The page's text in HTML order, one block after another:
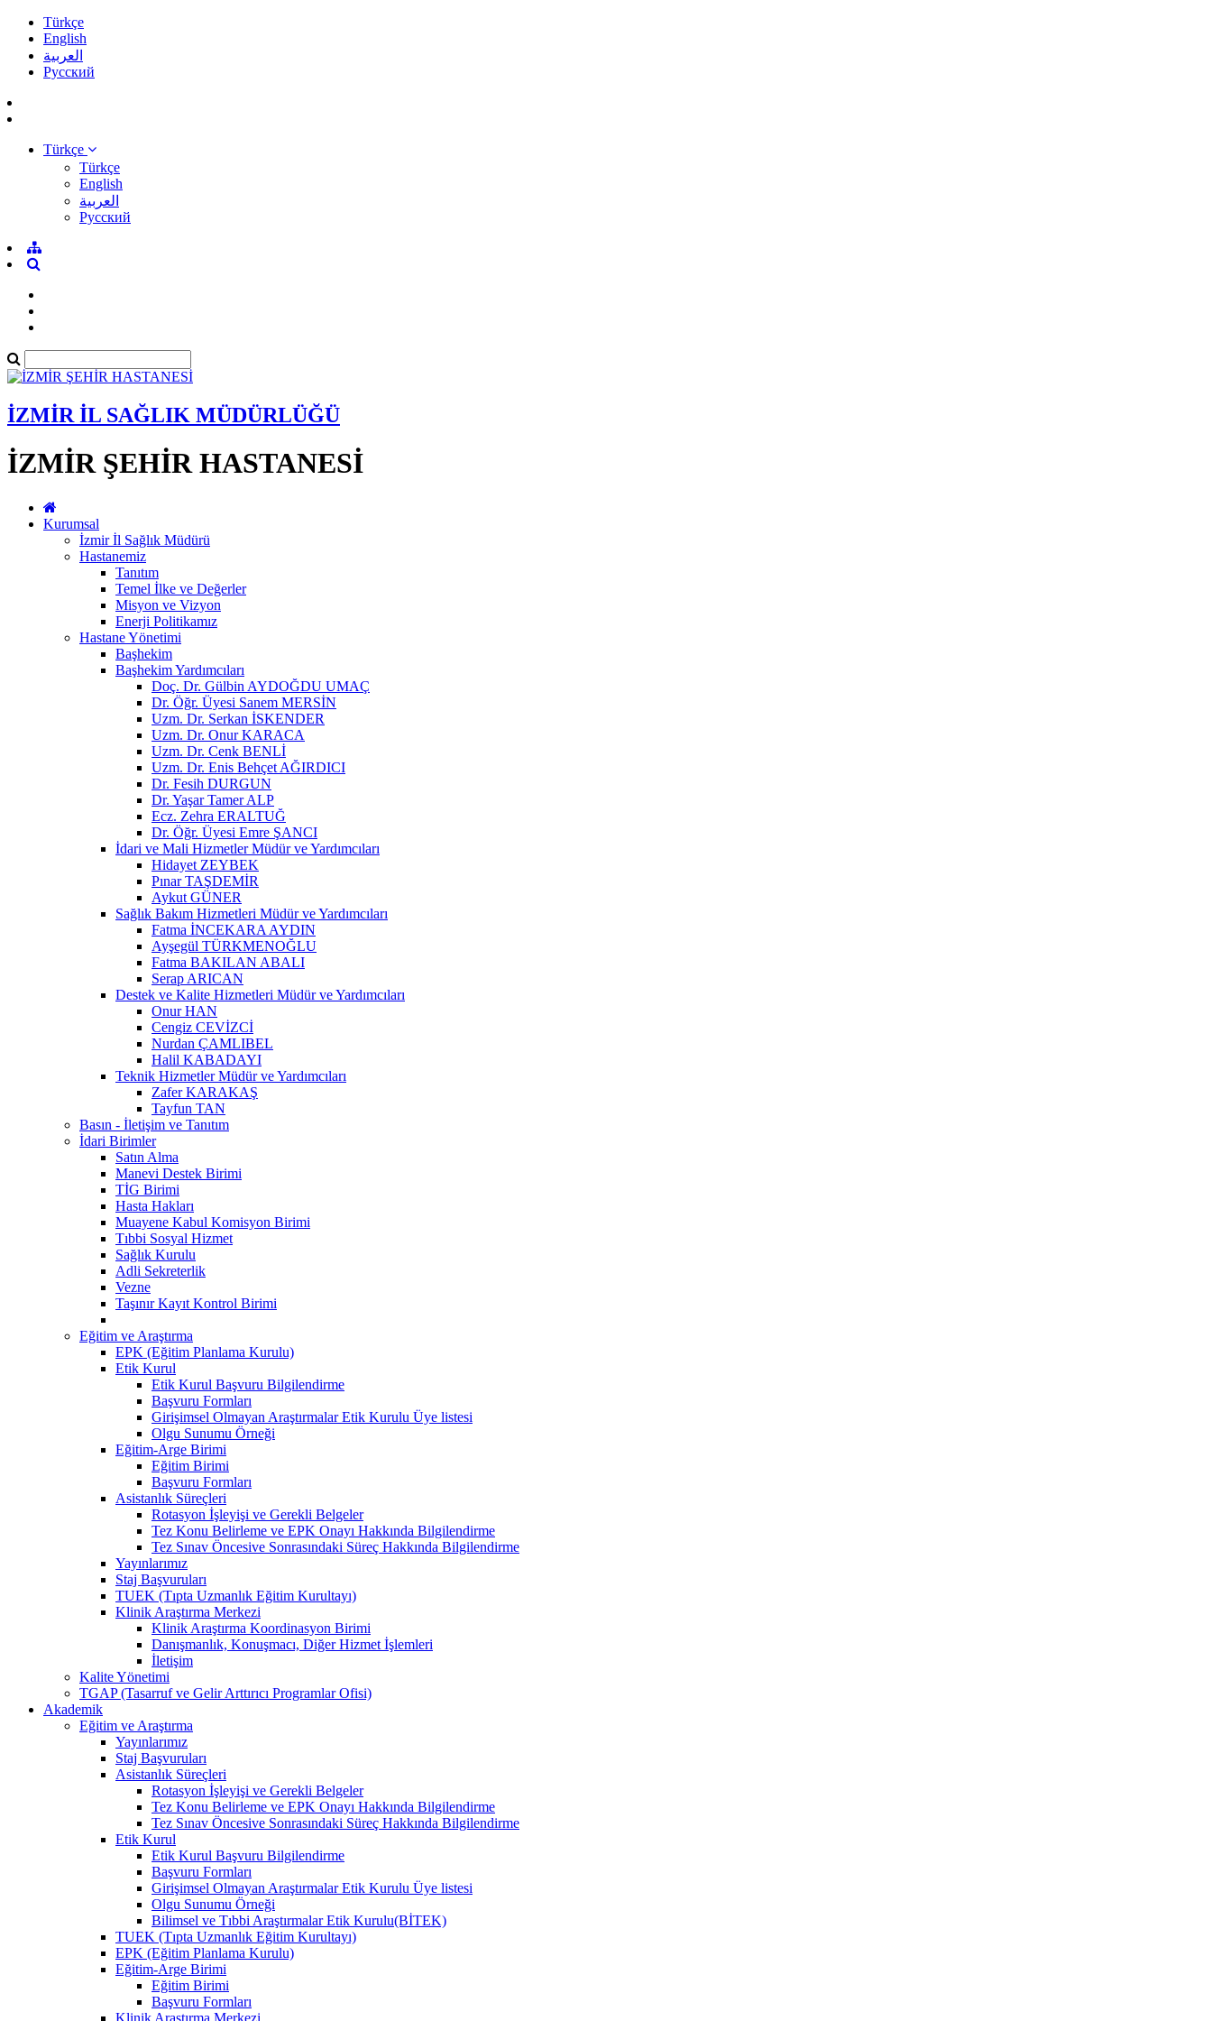
Türkçe
English
العربية
Pусский
Türkçe
Türkçe
English
العربية
Pусский
İZMİR İL SAĞLIK MÜDÜRLÜĞÜ
İZMİR ŞEHİR HASTANESİ
Kurumsal
İzmir İl Sağlık Müdürü
Hastanemiz
Tanıtım
Temel İlke ve Değerler
Misyon ve Vizyon
Enerji Politikamız
Hastane Yönetimi
Başhekim
Başhekim Yardımcıları
Doç. Dr. Gülbin AYDOĞDU UMAÇ
Dr. Öğr. Üyesi Sanem MERSİN
Uzm. Dr. Serkan İSKENDER
Uzm. Dr. Onur KARACA
Uzm. Dr. Cenk BENLİ
Uzm. Dr. Enis Behçet AĞIRDICI
Dr. Fesih DURGUN
Dr. Yaşar Tamer ALP
Ecz. Zehra ERALTUĞ
Dr. Öğr. Üyesi Emre ŞANCI
İdari ve Mali Hizmetler Müdür ve Yardımcıları
Hidayet ZEYBEK
Pınar TAŞDEMİR
Aykut GÜNER
Sağlık Bakım Hizmetleri Müdür ve Yardımcıları
Fatma İNCEKARA AYDIN
Ayşegül TÜRKMENOĞLU
Fatma BAKILAN ABALI
Serap ARICAN
Destek ve Kalite Hizmetleri Müdür ve Yardımcıları
Onur HAN
Cengiz CEVİZCİ
Nurdan ÇAMLIBEL
Halil KABADAYI
Teknik Hizmetler Müdür ve Yardımcıları
Zafer KARAKAŞ
Tayfun TAN
Basın - İletişim ve Tanıtım
İdari Birimler
Satın Alma
Manevi Destek Birimi
TİG Birimi
Hasta Hakları
Muayene Kabul Komisyon Birimi
Tıbbi Sosyal Hizmet
Sağlık Kurulu
Adli Sekreterlik
Vezne
Taşınır Kayıt Kontrol Birimi
Eğitim ve Araştırma
EPK (Eğitim Planlama Kurulu)
Etik Kurul
Etik Kurul Başvuru Bilgilendirme
Başvuru Formları
Girişimsel Olmayan Araştırmalar Etik Kurulu Üye listesi
Olgu Sunumu Örneği
Eğitim-Arge Birimi
Eğitim Birimi
Başvuru Formları
Asistanlık Süreçleri
Rotasyon İşleyişi ve Gerekli Belgeler
Tez Konu Belirleme ve EPK Onayı Hakkında Bilgilendirme
Tez Sınav Öncesive Sonrasındaki Süreç Hakkında Bilgilendirme
Yayınlarımız
Staj Başvuruları
TUEK (Tıpta Uzmanlık Eğitim Kurultayı)
Klinik Araştırma Merkezi
Klinik Araştırma Koordinasyon Birimi
Danışmanlık, Konuşmacı, Diğer Hizmet İşlemleri
İletişim
Kalite Yönetimi
TGAP (Tasarruf ve Gelir Arttırıcı Programlar Ofisi)
Akademik
Eğitim ve Araştırma
Yayınlarımız
Staj Başvuruları
Asistanlık Süreçleri
Rotasyon İşleyişi ve Gerekli Belgeler
Tez Konu Belirleme ve EPK Onayı Hakkında Bilgilendirme
Tez Sınav Öncesive Sonrasındaki Süreç Hakkında Bilgilendirme
Etik Kurul
Etik Kurul Başvuru Bilgilendirme
Başvuru Formları
Girişimsel Olmayan Araştırmalar Etik Kurulu Üye listesi
Olgu Sunumu Örneği
Bilimsel ve Tıbbi Araştırmalar Etik Kurulu(BİTEK)
TUEK (Tıpta Uzmanlık Eğitim Kurultayı)
EPK (Eğitim Planlama Kurulu)
Eğitim-Arge Birimi
Eğitim Birimi
Başvuru Formları
Klinik Araştırma Merkezi